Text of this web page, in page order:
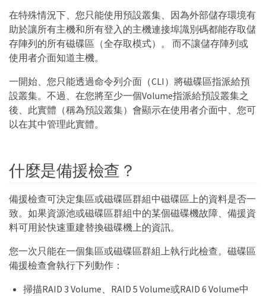
在特殊情況下、您只能使用預設叢集、因為外部儲存環境有
助於讓所有主機和所有登入的主機連接埠識別碼都能存取儲
存陣列的所有磁碟區（全存取模式）。 而不讓儲存陣列或
使用者介面知道主機。
一開始、您只能透過命令列介面（CLI）將磁碟區指派給預
設叢集。不過、在您將至少一個Volume指派給預設叢集之
後、此實體（稱為預設叢集）會顯示在使用者介面中、您可
以在其中管理此實體。
什麼是備援檢查？
備援檢查可決定集區或磁碟區群組中磁碟區上的資料是否一
致。如果資源池或磁碟區群組中的某個磁碟機故障、備援資
料可用於快速重建替換磁碟機上的資訊。
您一次只能在一個集區或磁碟區群組上執行此檢查。磁碟區
備援檢查會執行下列動作：
掃描RAID 3 Volume、RAID 5 Volume或RAID 6 Volume中